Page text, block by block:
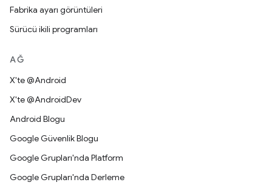
Fabrika ayarı görüntüleri
Sürücü ikili programları
AĞ
X'te @Android
X'te @AndroidDev
Android Blogu
Google Güvenlik Blogu
Google Grupları'nda Platform
Google Grupları'nda Derleme